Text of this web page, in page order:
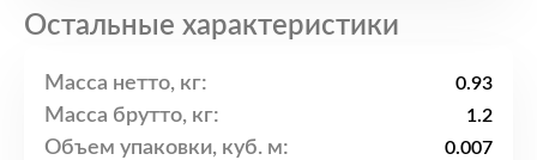
Остальные характеристики
Масса нетто, кг: 0.93
Масса брутто, кг: 1.2
Объем упаковки, куб. м: 0.007